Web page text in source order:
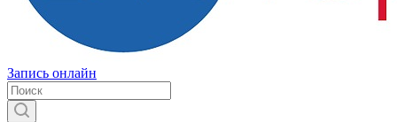
Запись онлайн